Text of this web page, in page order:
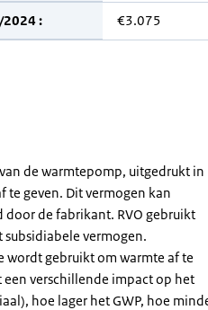
: €3.075
de warmtepomp, uitgedrukt in
te geven. Dit vermogen kan
de fabrikant. RVO gebruikt
vermogen.
wordt gebruikt om warmte af te
verschillende impact op het
hoe lager het GWP, hoe